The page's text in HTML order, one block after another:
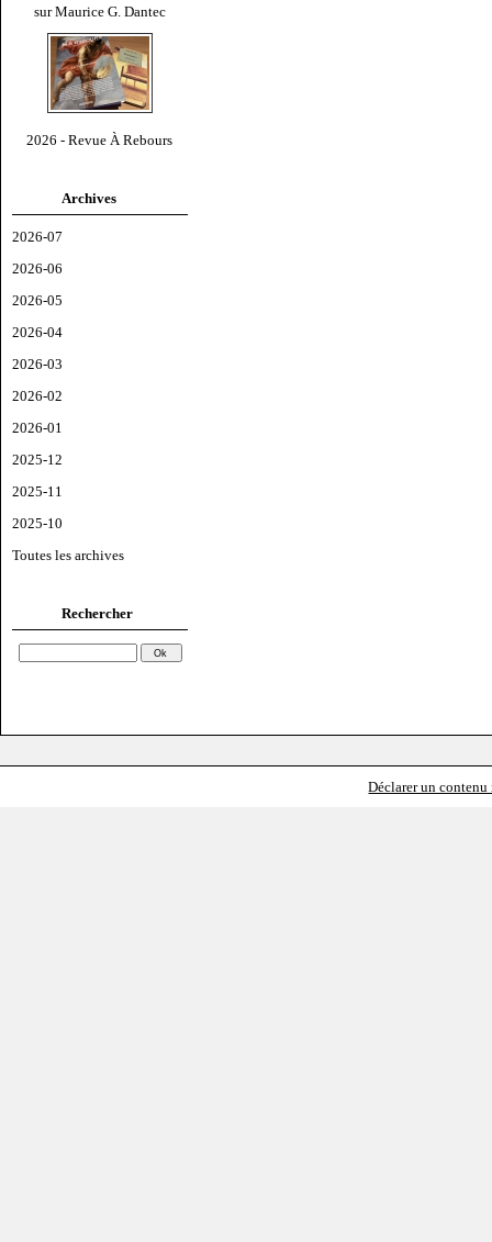
sur Maurice G. Dantec
2026 - Revue À Rebours
Archives
2026-07
2026-06
2026-05
2026-04
2026-03
2026-02
2026-01
2025-12
2025-11
2025-10
Toutes les archives
Rechercher
Déclarer un